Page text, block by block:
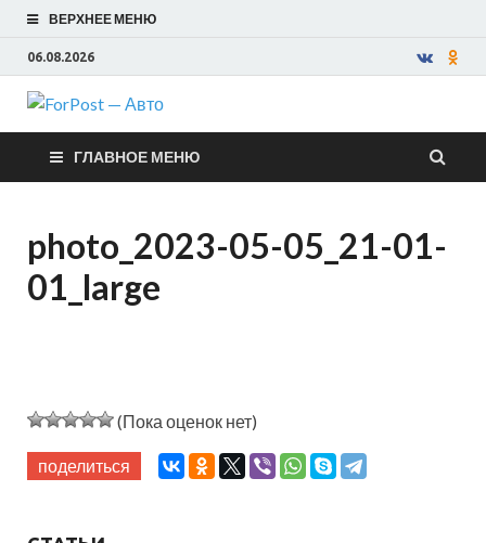
ВЕРХНЕЕ МЕНЮ
06.08.2026
ForPost —
Авто
ГЛАВНОЕ МЕНЮ
photo_2023-05-05_21-01-
01_large
(Пока оценок нет)
поделиться